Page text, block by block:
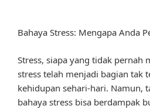
Bahaya Stress: Mengapa Anda
Stress, siapa yang tidak pernah
stress telah menjadi bagian tak
kehidupan sehari-hari. Namun,
bahaya stress bisa berdampak